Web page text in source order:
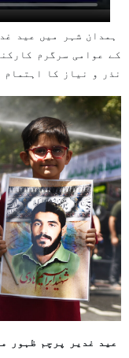
ہمدان شہر میں عید
کے عوامی سرگرم
نذر و نیاز کا اہتمام
عید غدیر پرچم ظہور